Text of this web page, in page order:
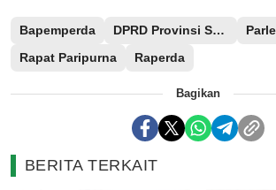
Bapemperda DPRD Provinsi Sulteng
Rapat Paripurna
Raperda
Bagikan
BERITA TERKAIT